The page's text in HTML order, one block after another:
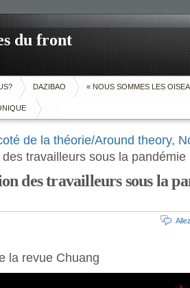
du front
DAZIBAO « NOUS SOMMES LES
de la théorie/Around theory,
des travailleurs sous la
des travailleurs sous la
la revue Chuang